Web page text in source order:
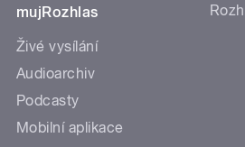
mujRozhlas
Živé vysílání
Audioarchiv
Podcasty
Mobilní aplikace